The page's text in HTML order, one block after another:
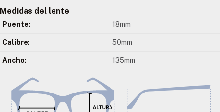
Medidas del lente
Puente: 18mm
Calibre: 50mm
Ancho: 135mm